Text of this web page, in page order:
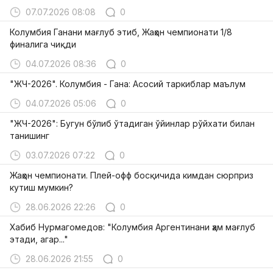
07.07.2026 08:08
0
Колумбия Ганани мағлуб этиб, Жаҳон чемпионати 1/8
финалига чиқди
04.07.2026 08:36
0
"ЖЧ-2026". Колумбия - Гана: Асосий таркиблар маълум
04.07.2026 05:06
0
"ЖЧ-2026": Бугун бўлиб ўтадиган ўйинлар рўйхати билан
танишинг
03.07.2026 07:22
0
Жаҳон чемпионати. Плей-офф босқичида кимдан сюрприз
кутиш мумкин?
28.06.2026 22:26
0
Хабиб Нурмагомедов: "Колумбия Аргентинани ҳам мағлуб
этади, агар..."
28.06.2026 21:55
0